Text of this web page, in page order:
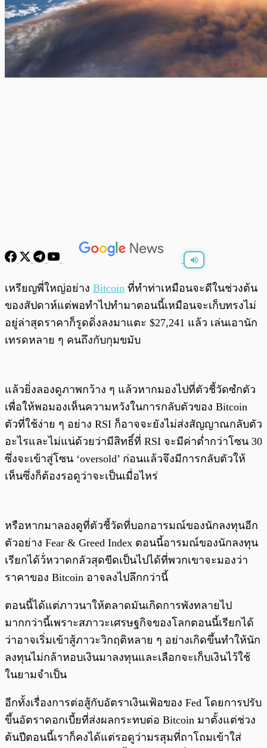
พร้อมเล่น 0:00/ 0:00
เหรียญพี่ใหญ่อย่าง Bitcoin ที่ทำท่าเหมือนจะดีในช่วงต้น
ของสัปดาห์แต่พอทำไปทำมาตอนนี้เหมือนจะเก็บทรงไม่
อยู่ล่าสุดราคาก็รูดดิ่งลงมาแตะ $27,241 แล้ว เล่นเอานัก
เทรดหลาย ๆ คนถึงกับกุมขมับ
แล้วยิ่งลองดูภาพกว้าง ๆ แล้วหากมองไปที่ตัวชี้วัดซํกตัว
เพื่อให้พอมองเห็นความหวังในการกลับตัวของ Bitcoin
ตัวที่ใช้ง่าย ๆ อย่าง RSI ก็อาจจะยังไม่ส่งสัญญาณกลับตัว
อะไรและไม่แน่ด้วยว่ามีสิทธิ์ที่ RSI จะมีค่าต่ำกว่าโซน 30
ซึ่งจะเข้าสู่โซน ‘oversold’ ก่อนแล้วจึงมีการกลับตัวให้
เห็นซึ่งก็ต้องรอดูว่าจะเป็นเมื่อไหร่
หรือหากมาลองดูที่ตัวชี้วัดที่บอกอารมณ์ของนักลงทุนอีก
ตัวอย่าง Fear & Greed Index ตอนนี้อารมณ์ของนักลงทุน
เรียกได้ว้่หวาดกลัวสุดขีดเป็นไปได้ที่พวกเขาจะมองว่า
ราคาของ Bitcoin อาจลงไปลึกกว่านี้
ตอนนี้ได้แต่ภาวนาให้ตลาดมันเกิดการพังทลายไป
มากกว่านี้เพราะสภาวะเศรษฐกิจของโลกตอนนี้เรียกได้
ว่าอาจเริ่มเข้าสู้ภาวะวิกฤติหลาย ๆ อย่างเกิดขึ้นทำให้นัก
ลงทุนไม่กล้าหอบเงินมาลงทุนและเลือกจะเก็บเงินไว้ใช้
ในยามจำเป็น
อีกทั้งเรื่องการต่อสู้กับอัตราเงินเฟ้อของ Fed โดยการปรับ
ขึ้นอัตราดอกเบี้ยที่ส่งผลกระทบต่อ Bitcoin มาตั้งแต่ช่วง
ต้นปีตอนนี้เราก็คงได้แต่รอดูว่ามรสุมที่ถาโถมเข้าใส่